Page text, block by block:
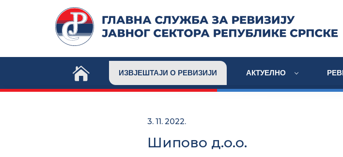
ИЗВЈЕШТАЈИ О РЕВИЗИЈИ АКТУЕЛНО
3. 11. 2022.
Шипово д.о.о.